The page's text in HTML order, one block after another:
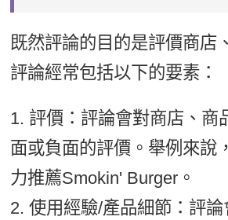
既然評論的目的是評價商店
評論經常包括以下的要素：
1. 評價：評論會對商店、商
面或負面的評價。舉例來說
力推薦Smokin' Burger。
2. 使用經驗/產品細節：評